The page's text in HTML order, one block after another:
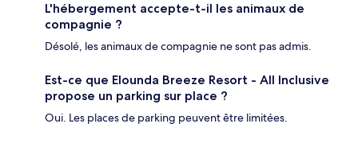
L'hébergement accepte-t-il les animaux de
compagnie ?
Désolé, les animaux de compagnie ne sont pas admis.
Est-ce que Elounda Breeze Resort - All Inclusive
propose un parking sur place ?
Oui. Les places de parking peuvent être limitées.